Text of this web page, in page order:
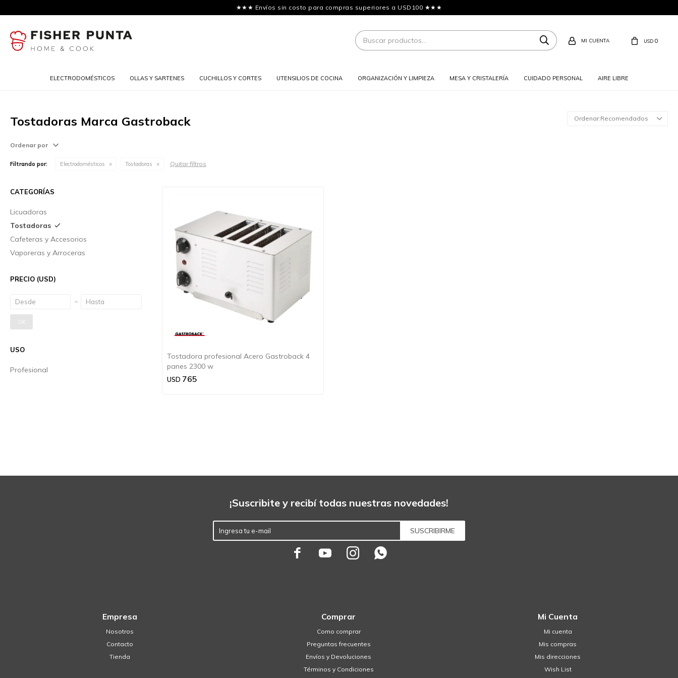
★★★ Envíos sin costo para compras superiores a USD100 ★★★
ELECTRODOMÉSTICOS OLLAS Y SARTENES CUCHILLOS Y CORTES UTENSILIOS DE COCINA ORGANIZACIÓN Y LIMPIEZA MESA Y CRISTALERÍA CUIDADO PERSONAL AIRE LIBRE
USD 0
Tostadoras Marca Gastroback Recomendados
Ordenar por
Filtrando por: Electrodomésticos Tostadoras Quitar filtros
Tostadora profesional Acero Gastroback 4
panes 2300 w
USD 765
CATEGORÍAS
Licuadoras
Tostadoras
Cafeteras y Accesorios
Vaporeras y Arroceras
PRECIO (USD)
OK
USO
Profesional
Empresa
Nosotros
Contacto
Tienda
Comprar
Como comprar
Preguntas frecuentes
Envíos y Devoluciones
Términos y Condiciones
Mi Cuenta
Mi cuenta
Mis compras
Mis direcciones
Wish List
¡Suscribite y recibí todas nuestras novedades!
SUSCRIBIRME
   